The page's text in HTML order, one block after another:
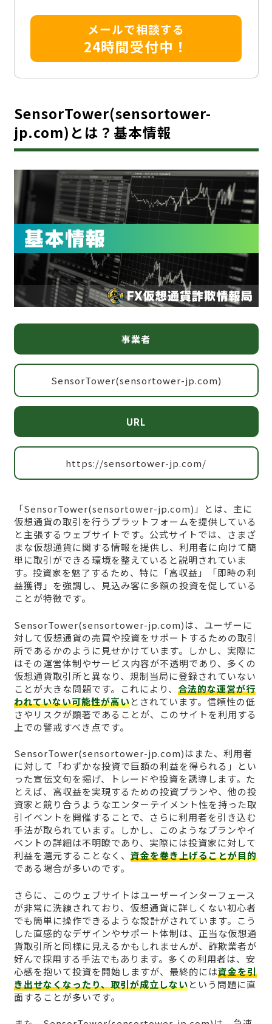
メールで相談する
24時間受付中！
SensorTower(sensortower-
jp.com)とは？基本情報
事業者
SensorTower(sensortower-jp.com)
URL
https://sensortower-jp.com/
「SensorTower(sensortower-jp.com)」とは、主に
仮想通貨の取引を行うプラットフォームを提供している
と主張するウェブサイトです。公式サイトでは、さまざ
まな仮想通貨に関する情報を提供し、利用者に向けて簡
単に取引ができる環境を整えていると説明されていま
す。投資家を魅了するため、特に「高収益」「即時の利
益獲得」を強調し、見込み客に多額の投資を促している
ことが特徴です。
SensorTower(sensortower-jp.com)は、ユーザーに
対して仮想通貨の売買や投資をサポートするための取引
所であるかのように見せかけています。しかし、実際に
はその運営体制やサービス内容が不透明であり、多くの
仮想通貨取引所と異なり、規制当局に登録されていない
ことが大きな問題です。これにより、 合法的な運営が行
われていない可能性が高いとされています。信頼性の低
さやリスクが顕著であることが、このサイトを利用する
上での警戒すべき点です。
SensorTower(sensortower-jp.com)はまた、利用者
に対して「わずかな投資で巨額の利益を得られる」とい
った宣伝文句を掲げ、トレードや投資を誘導します。た
とえば、高収益を実現するための投資プランや、他の投
資家と競り合うようなエンターテイメント性を持った取
引イベントを開催することで、さらに利用者を引き込む
手法が取られています。しかし、このようなプランやイ
ベントの詳細は不明瞭であり、実際には投資家に対して
利益を還元することなく、 資金を巻き上げることが目的
である場合が多いのです。
さらに、このウェブサイトはユーザーインターフェース
が非常に洗練されており、仮想通貨に詳しくない初心者
でも簡単に操作できるような設計がされています。こう
した直感的なデザインやサポート体制は、正当な仮想通
貨取引所と同様に見えるかもしれませんが、詐欺業者が
好んで採用する手法でもあります。多くの利用者は、安
心感を抱いて投資を開始しますが、最終的には資金を引
き出せなくなったり、取引が成立しないという問題に直
面することが多いです。